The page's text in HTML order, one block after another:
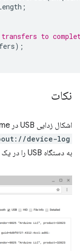
;
to
);
نکات
اشکال زدایی USB در Chrome با صفحه داخلی
device-log
به دستگاه USB را در یک مکان مشاهده کنید، آسان تر است.